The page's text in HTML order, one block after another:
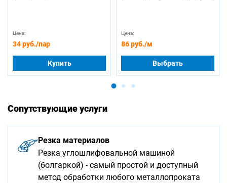
Цена:
34 руб./пар
Купить
Цена:
86 руб./м
Выбрать
Сопутствующие услуги
Резка материалов
Резка углошлифовальной машиной
(болгаркой) - самый простой и доступный
метод обработки любого металлопроката